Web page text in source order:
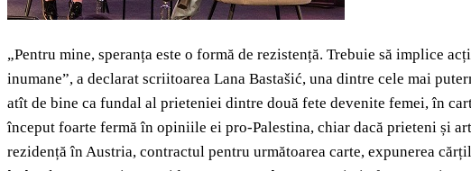
„Pentru mine, speranța este o formă de rezistență. Trebuie să implice
inumane”, a declarat scriitoarea Lana Bastašić, una dintre cele mai
atît de bine ca fundal al prieteniei dintre două fete devenite femei, în
început foarte fermă în opiniile ei pro-Palestina, chiar dacă prieteni și
rezidență în Austria, contractul pentru următoarea carte, expunerea